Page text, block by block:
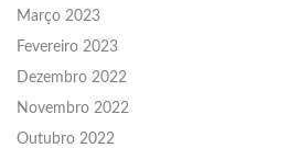
Março 2023
Fevereiro 2023
Dezembro 2022
Novembro 2022
Outubro 2022